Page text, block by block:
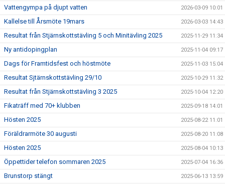
Vattengympa på djupt vatten 2026-03-09 10:01
Kallelse till Årsmöte 19mars 2026-03-03 14:43
Resultat från Stjärnskottstävling 5 och Minitävling 2025 2025-11-29 11:34
Ny antidopingplan 2025-11-04 09:17
Dags för Framtidsfest och höstmöte 2025-11-03 15:04
Resultat Sjtärnskottstävling 29/10 2025-10-29 11:32
Resultat från Stjärnskottstävling 3 2025 2025-10-04 12:20
Fikaträff med 70+ klubben 2025-09-18 14:01
Hösten 2025 2025-08-22 11:01
Föräldrarmöte 30 augusti 2025-08-20 11:08
Hösten 2025 2025-08-04 10:13
Öppettider telefon sommaren 2025 2025-07-04 16:36
Brunstorp stängt 2025-06-13 13:59